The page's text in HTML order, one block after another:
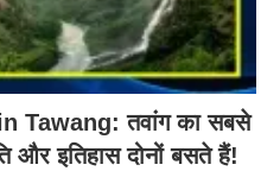
Tawang: तवांग का सबसे
और इतिहास दोनों बसते हैं!